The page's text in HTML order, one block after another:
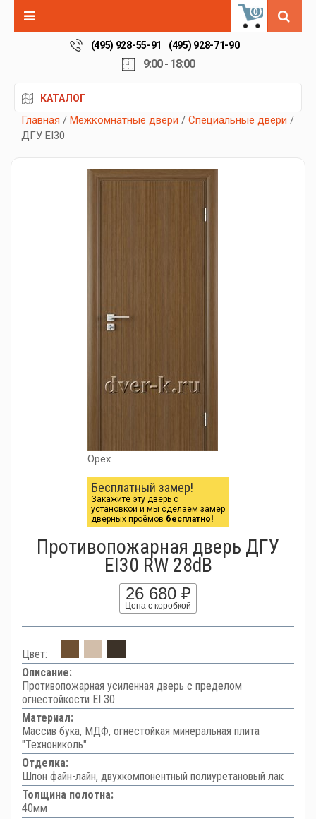
0
(495) 928-55-91 (495) 928-71-90
9:00 - 18:00
КАТАЛОГ
Главная / Межкомнатные двери / Специальные двери /
ДГУ EI30
Орех
Бесплатный замер!
Закажите эту дверь с
установкой и мы сделаем замер
дверных проёмов бесплатно!
Противопожарная дверь ДГУ
EI30 RW 28dB
26 680 ₽
Цена с коробкой
Цвет:
Описание:
Противопожарная усиленная дверь с пределом
огнестойкости EI 30
Материал:
Массив бука, МДФ, огнестойкая минеральная плита
"Технониколь"
Отделка:
Шпон файн-лайн, двухкомпонентный полиуретановый лак
Толщина полотна:
40мм